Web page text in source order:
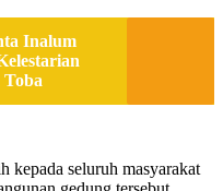
Inalum
kepada seluruh masyarakat